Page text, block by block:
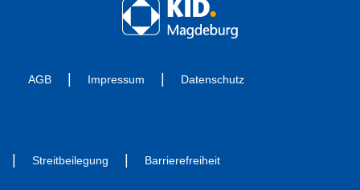
AGB Impressum Datenschutz
Streitbeilegung Barrierefreiheit